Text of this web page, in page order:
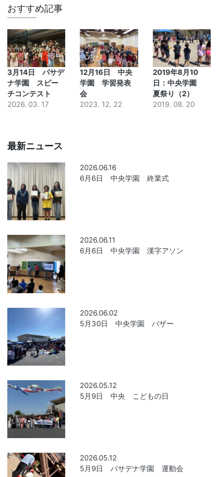
おすすめ記事
3月14日 パサデ
ナ学園 スピー
チコンテスト
2026. 03. 17
12月16日 中央
学園 学習発表
会
2023. 12. 22
2019年8月10
日：中央学園
夏祭り（2）
2019. 08. 20
最新ニュース
2026.06.16
6月6日 中央学園 終業式
2026.06.11
6月6日 中央学園 漢字アソン
2026.06.02
5月30日 中央学園 バザー
2026.05.12
5月9日 中央 こどもの日
2026.05.12
5月9日 パサデナ学園 運動会